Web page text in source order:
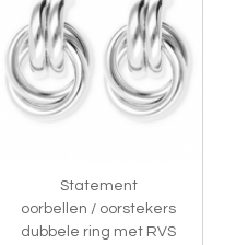
Statement
oorbellen / oorstekers
dubbele ring met RVS